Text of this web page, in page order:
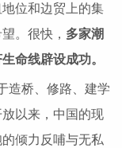
位和边贸上的集
。很快， 多家潮
命线辟设成功。
造桥、修路、建学
以来，中国的现
倾力反哺与无私